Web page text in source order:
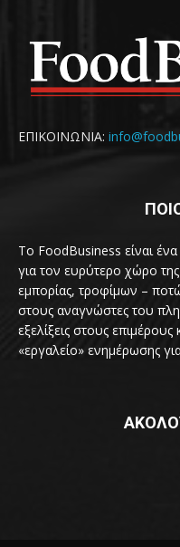
ΕΠΙΚΟΙΝΩΝΙΑ:
Το FoodBusiness είναι
για τον ευρύτερο χώρο
εμπορίας, τροφίμων –
στους αναγνώστες του
εξελίξεις στους
«εργαλείο» ενημέρωσης